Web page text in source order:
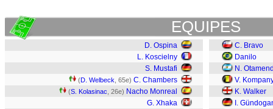
EQUIPES
D. Ospina
L. Koscielny
S. Mustafi
(D. Welbeck , 65e) C. Chambers
(S. Kolasinac , 26e) Nacho Monreal
G. Xhaka
C. Bravo
Danilo
N.
V.
K. Walker
I.